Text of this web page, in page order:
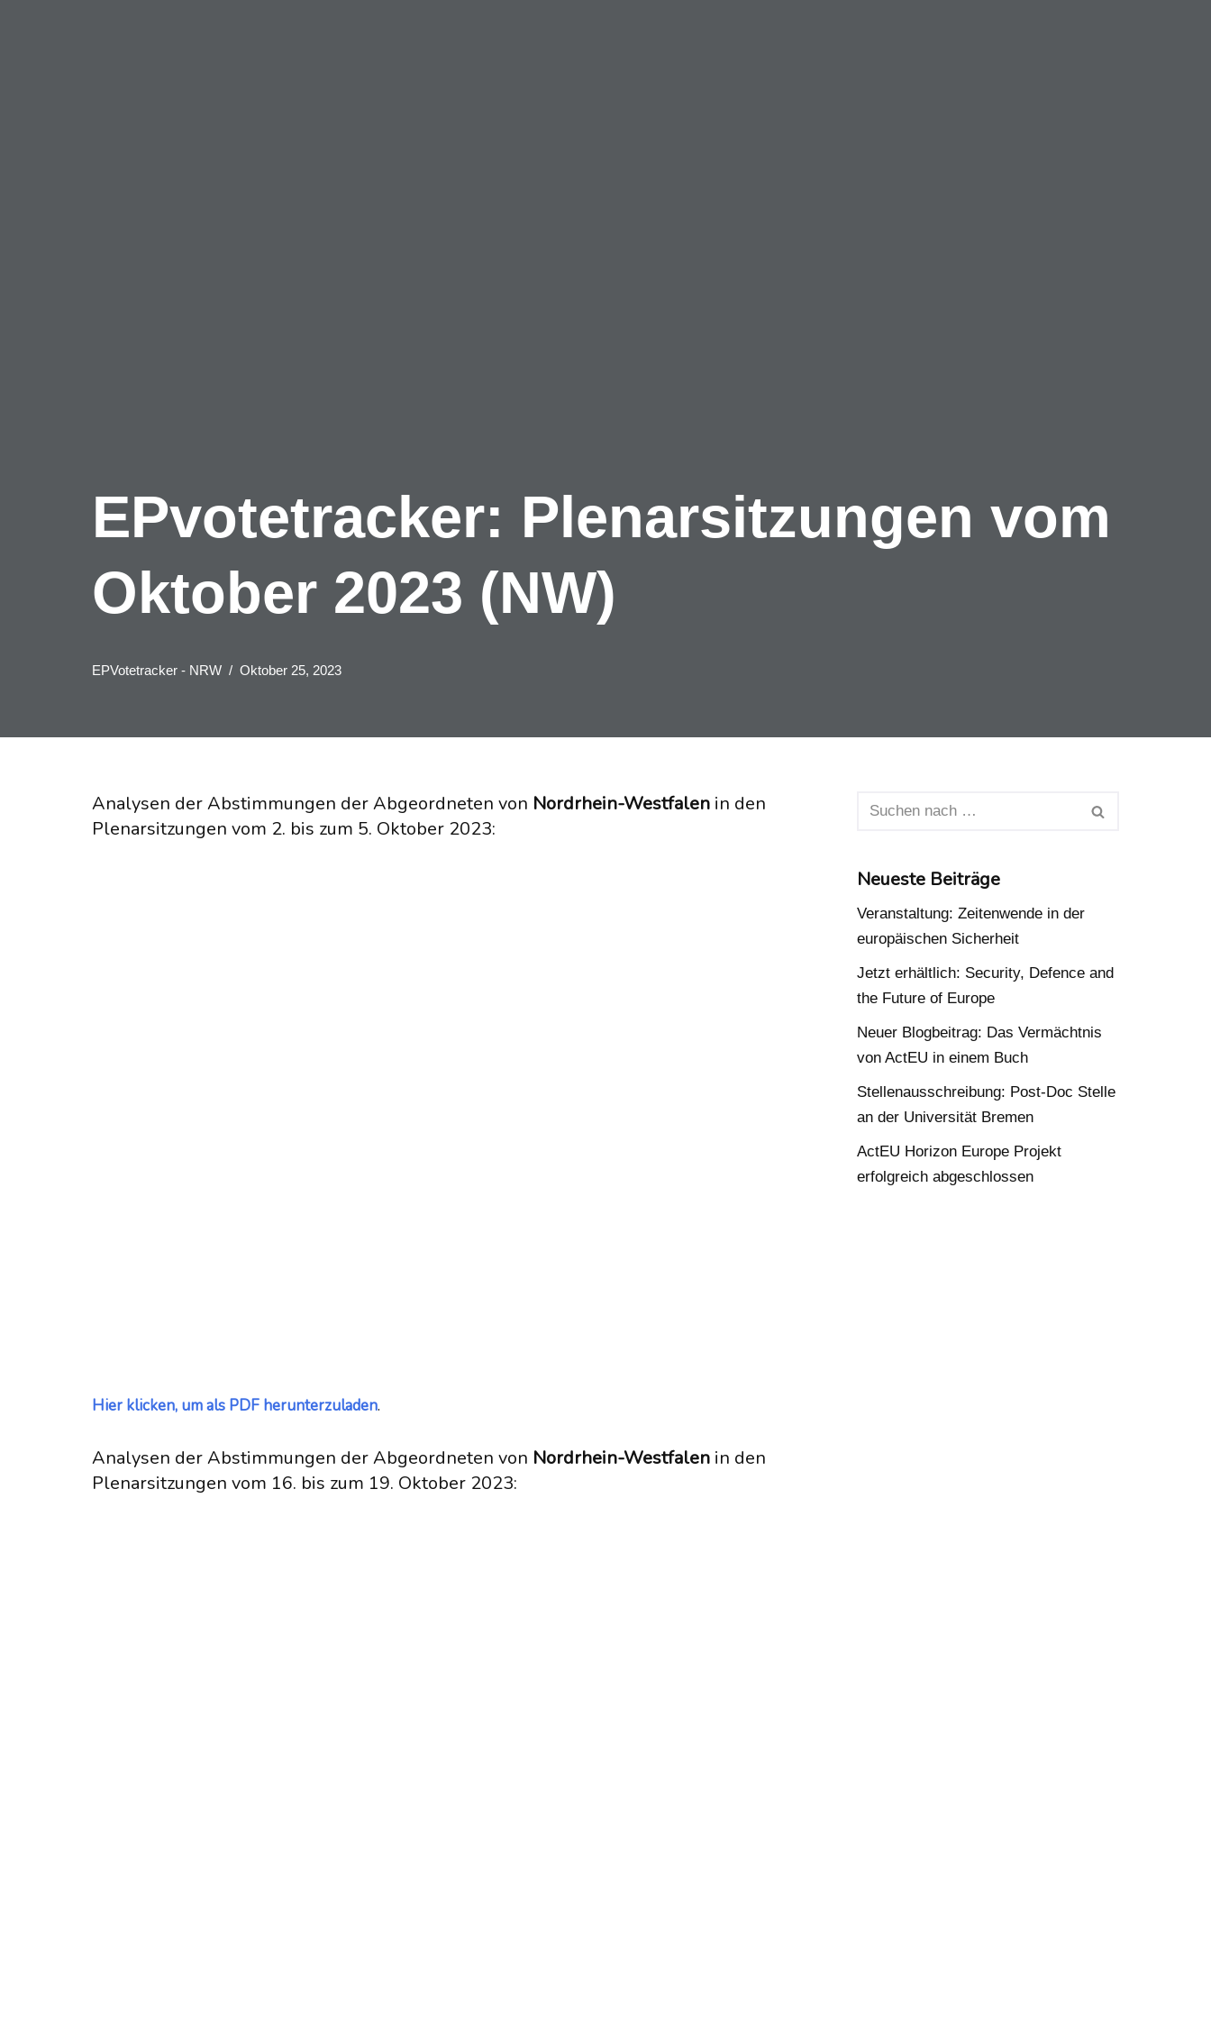
EPvotetracker: Plenarsitzungen vom
Oktober 2023 (NW)
EPVotetracker - NRW Oktober 25, 2023
Analysen der Abstimmungen der Abgeordneten von Nordrhein-Westfalen in den
Plenarsitzungen vom 2. bis zum 5. Oktober 2023:
Hier klicken, um als PDF herunterzuladen.
Analysen der Abstimmungen der Abgeordneten von Nordrhein-Westfalen in den
Plenarsitzungen vom 16. bis zum 19. Oktober 2023:
Neueste Beiträge
Veranstaltung: Zeitenwende in der
europäischen Sicherheit
Jetzt erhältlich: Security, Defence and
the Future of Europe
Neuer Blogbeitrag: Das Vermächtnis
von ActEU in einem Buch
Stellenausschreibung: Post-Doc Stelle
an der Universität Bremen
ActEU Horizon Europe Projekt
erfolgreich abgeschlossen